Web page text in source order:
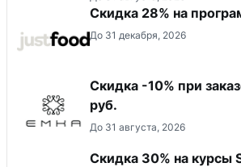
Скидка 28% на
До 31 декабря, 2026
Скидка -10% при
руб.
До 31 августа, 2026
Скидка 30% на курсы